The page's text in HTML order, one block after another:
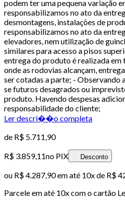
podem ter uma pequena variação
responsabilizamos no ato da
desmontagens, instalações de
responsabilizamos no ato da
elevadores, nem utilização de
similares para acesso a pisos
entrega do produto é realizada
onde as rodovias alcançam,
ser cotadas a parte; - Observando
se futuros desagrados ou
produto. Havendo despesas
responsabilidade do cliente;
Ler descri��o completa
de R$ 5.711,90
R$ 3.859,11no PIX Desconto
ou R$ 4.287,90em até 10x de R$
Parcele em até 10x com o cartão